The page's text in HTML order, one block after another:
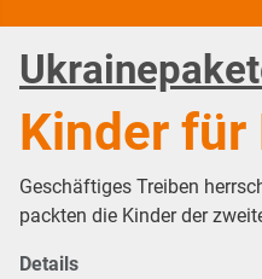
Kinder für
Geschäftiges Treiben
packten die Kinder der
Details